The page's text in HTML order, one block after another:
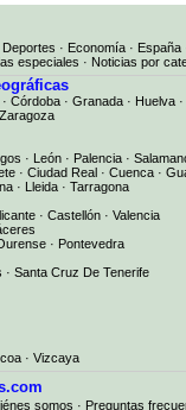
Deportes · Economía · España
especiales · Noticias por
· Córdoba · Granada · Huelva ·
Zaragoza
· León · Palencia ·
· Ciudad Real · Cuenca ·
· Lleida · Tarragona
· Castellón · Valencia
· Pontevedra
· Santa Cruz De Tenerife
· Vizcaya
somos · Preguntas